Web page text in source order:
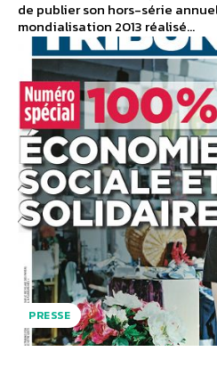
de publier son hors-série
mondialisation 2013 réalisé...
PRESSE